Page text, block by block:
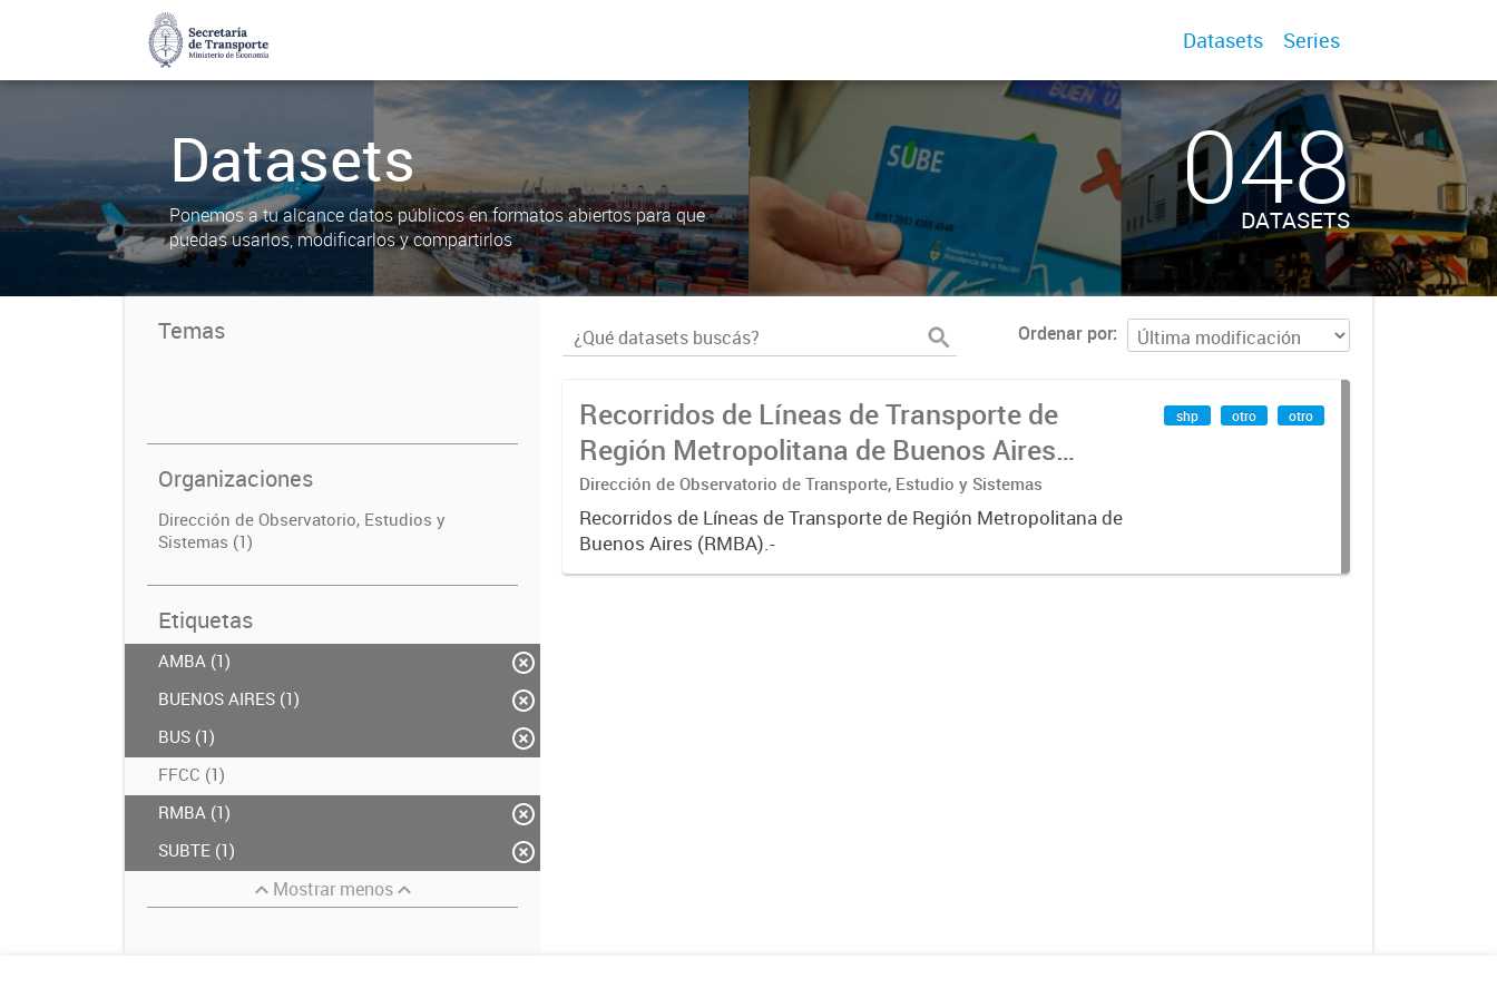
Datasets Series
Datasets
Ponemos a tu alcance datos públicos en formatos abiertos para que
puedas usarlos, modificarlos y compartirlos
048
DATASETS
Temas
Organizaciones
Dirección de Observatorio, Estudios y
Sistemas (1)
Etiquetas
AMBA (1)
BUENOS AIRES (1)
BUS (1)
FFCC (1)
RMBA (1)
SUBTE (1)
Mostrar menos
Ordenar por
Recorridos de Líneas de Transporte de
Región Metropolitana de Buenos Aires
(RMBA)
Dirección de Observatorio de Transporte, Estudio y Sistemas
Recorridos de Líneas de Transporte de Región Metropolitana de
Buenos Aires (RMBA).-
shp otro otro